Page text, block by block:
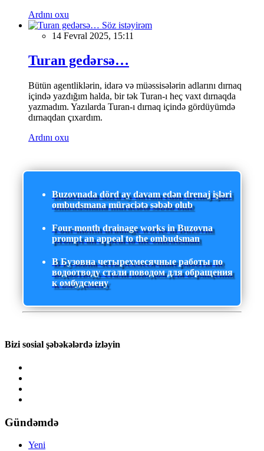
Ardını oxu
Söz istəyirəm
14 Fevral 2025, 15:11
Turan gedərsə…
Bütün agentliklərin, idarə və müəssisələrin adlarını dırnaq
içində yazdığım halda, bir tək Turan-ı heç vaxt dırnaqda
yazmadım. Yazılarda Turan-ı dırnaq içində gördüyümdə
dırnaqdan çıxardım.
Ardını oxu
Buzovnada dörd ay davam edən drenaj işləri
ombudsmana müraciətə səbəb olub
Four-month drainage works in Buzovna
prompt an appeal to the ombudsman
В Бузовна четырехмесячные работы по
водоотводу стали поводом для обращения
к омбудсмену
Bizi sosial şəbəkələrdə izləyin
Gündəmdə
Yeni